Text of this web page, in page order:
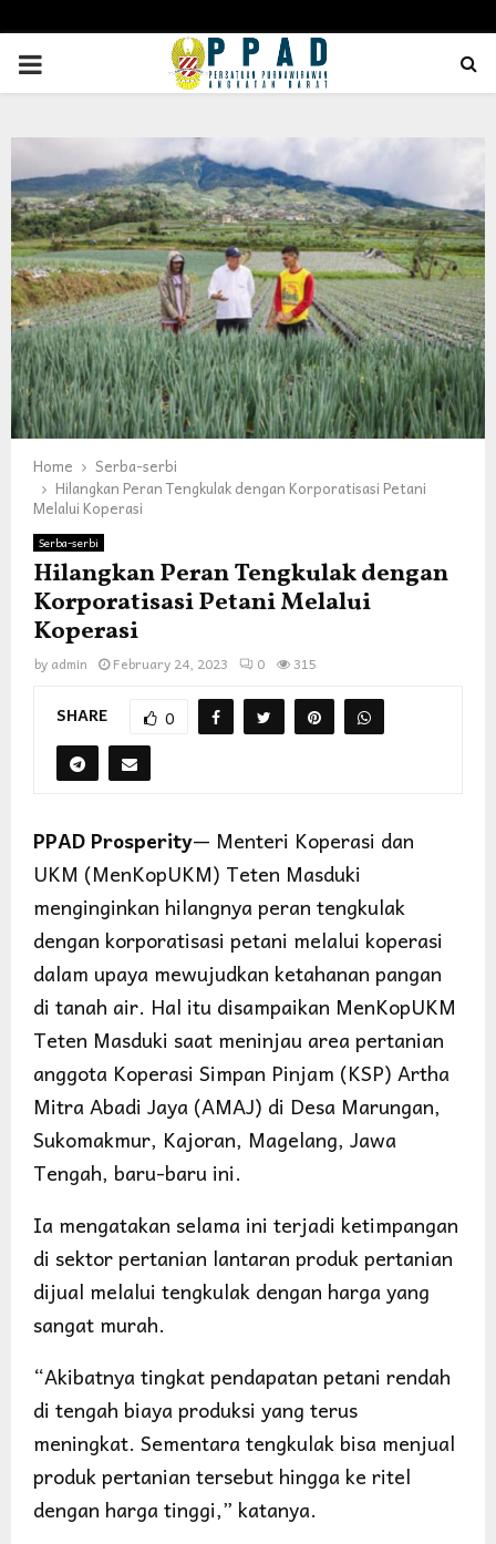
PRIMARY
Home
Serba-serbi
Hilangkan Peran Tengkulak dengan Korporatisasi Petani
Melalui Koperasi
Serba-serbi
Hilangkan Peran Tengkulak dengan
Korporatisasi Petani Melalui
Koperasi
by admin February 24, 2023 0 315
SHARE 0
PPAD Prosperity— Menteri Koperasi dan
UKM (MenKopUKM) Teten Masduki
menginginkan hilangnya peran tengkulak
dengan korporatisasi petani melalui koperasi
dalam upaya mewujudkan ketahanan pangan
di tanah air. Hal itu disampaikan MenKopUKM
Teten Masduki saat meninjau area pertanian
anggota Koperasi Simpan Pinjam (KSP) Artha
Mitra Abadi Jaya (AMAJ) di Desa Marungan,
Sukomakmur, Kajoran, Magelang, Jawa
Tengah, baru-baru ini.
Ia mengatakan selama ini terjadi ketimpangan
di sektor pertanian lantaran produk pertanian
dijual melalui tengkulak dengan harga yang
sangat murah.
“Akibatnya tingkat pendapatan petani rendah
di tengah biaya produksi yang terus
meningkat. Sementara tengkulak bisa menjual
produk pertanian tersebut hingga ke ritel
dengan harga tinggi,” katanya.